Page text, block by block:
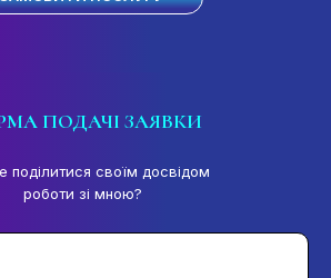
ПОДАЧІ ЗАЯВКИ
поділитися своїм досвідом
роботи зі мною?